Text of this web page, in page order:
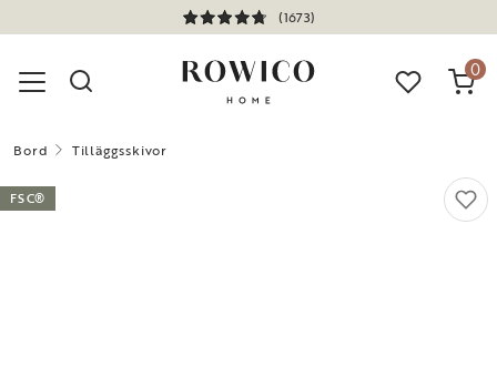
(1673)
0
Bord Tilläggsskivor
FSC®